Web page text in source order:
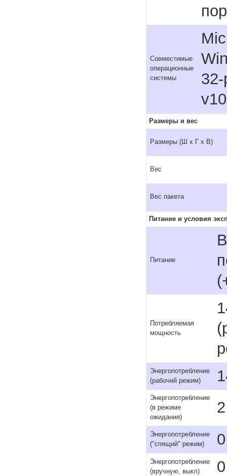
Совместимые
операционные
системы
Размеры и вес
Размеры (Ш x Г x В)
Вес
Вес пакета
Питание и условия
Питание
Потребляемая
мощность
Энергопотребление
(рабочий режим)
Энергопотребление
(в режиме
ожидания)
Энергопотребление
("спящий" режим)
Энергопотребление
(вручную, выкл)